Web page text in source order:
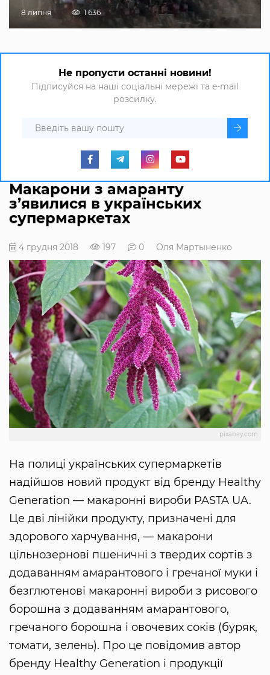
8 липня 1 636
Не пропусти останні новини!
Підписуйся на наші соціальні мережі та e-mail
розсилку.
Макарони з амаранту
з’явилися в українських
супермаркетах
4 грудня 2018 197 0 Оля Мартыненко
pixabay.com
На полиці українських супермаркетів
надійшов новий продукт від бренду Healthy
Generation — макаронні вироби PASTA UA.
Це дві лінійки продукту, призначені для
здорового харчування, — макарони
цільнозернові пшеничні з твердих сортів з
додаванням амарантового і гречаної муки і
безглютенові макаронні вироби з рисового
борошна з додаванням амарантового,
гречаного борошна і овочевих соків (буряк,
томати, зелень). Про це повідомив автор
бренду Healthy Generation і продукції